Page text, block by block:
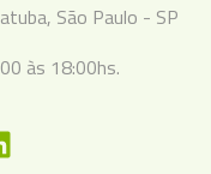
São Paulo - SP
às 18:00hs.